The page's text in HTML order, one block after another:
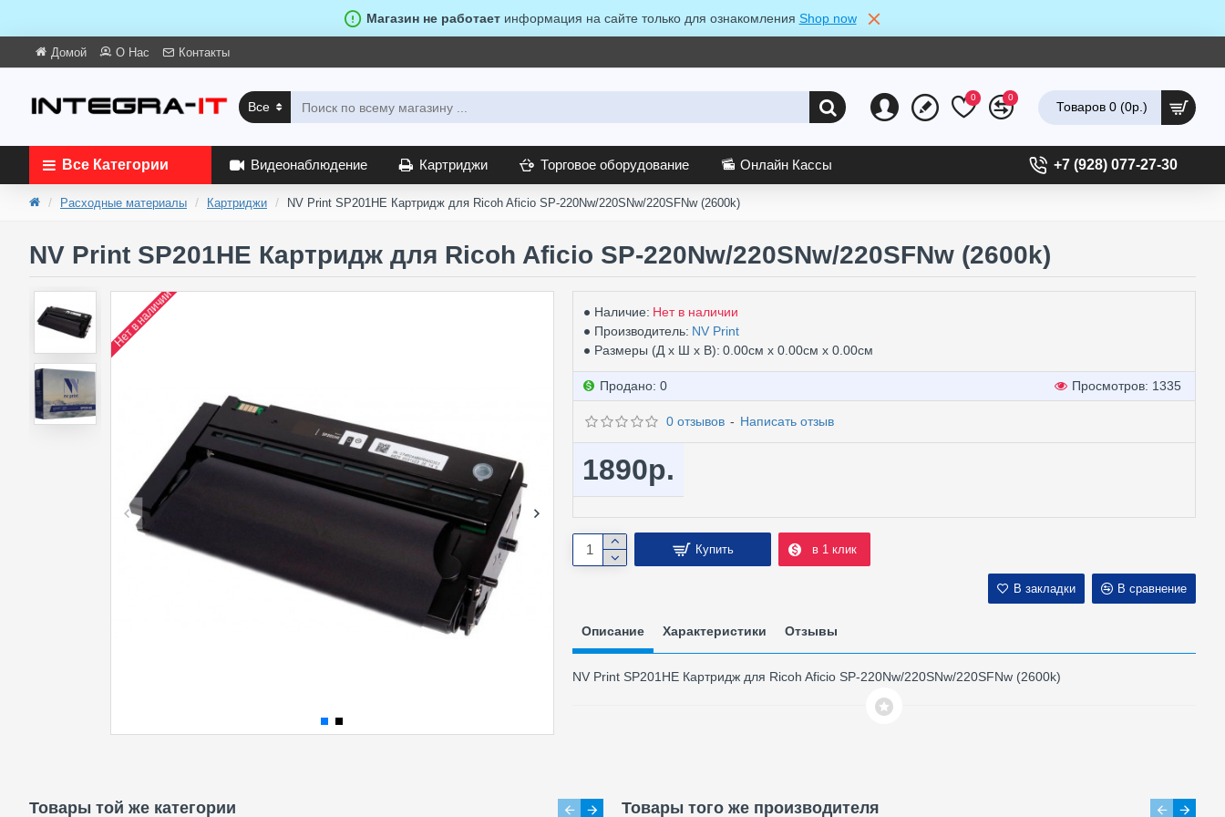
Магазин не работает информация на сайте только для ознакомления Shop now
Домой О Нас Контакты
Все
0 0
Товаров 0 (0р.)
Все Категории Видеонаблюдение Картриджи Торговое оборудование Онлайн Кассы +7 (928) 077-27-30
Расходные материалы Картриджи NV Print SP201HE Картридж для Ricoh Aficio SP-220Nw/220SNw/220SFNw (2600k)
NV Print SP201HE Картридж для Ricoh Aficio SP-220Nw/220SNw/220SFNw (2600k)
Нет в наличии Наличие: Нет в наличии
Производитель: NV Print
Размеры (Д х Ш х В): 0.00см x 0.00см x 0.00см
Продано: 0 Просмотров: 1335
0 отзывов - Написать отзыв
1890р.
Купить в 1 клик
В закладки В сравнение
Описание Характеристики Отзывы
NV Print SP201HE Картридж для Ricoh Aficio SP-220Nw/220SNw/220SFNw (2600k)
Товары той же категории Товары того же производителя